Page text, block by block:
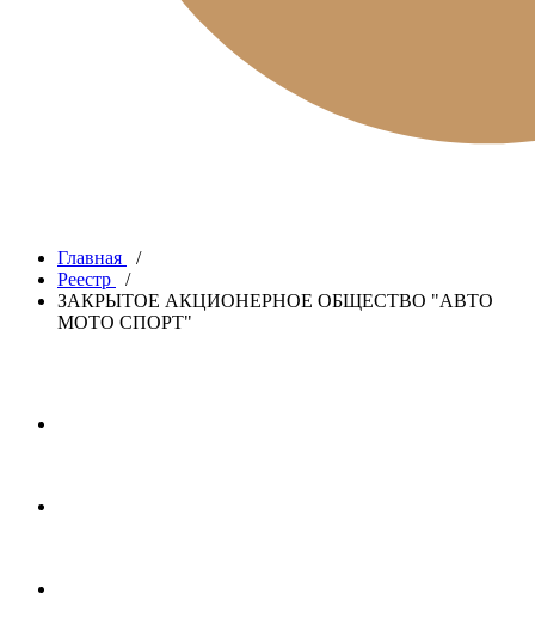
Главная
/
Реестр
/
ЗАКРЫТОЕ АКЦИОНЕРНОЕ ОБЩЕСТВО "АВТО
МОТО СПОРТ"